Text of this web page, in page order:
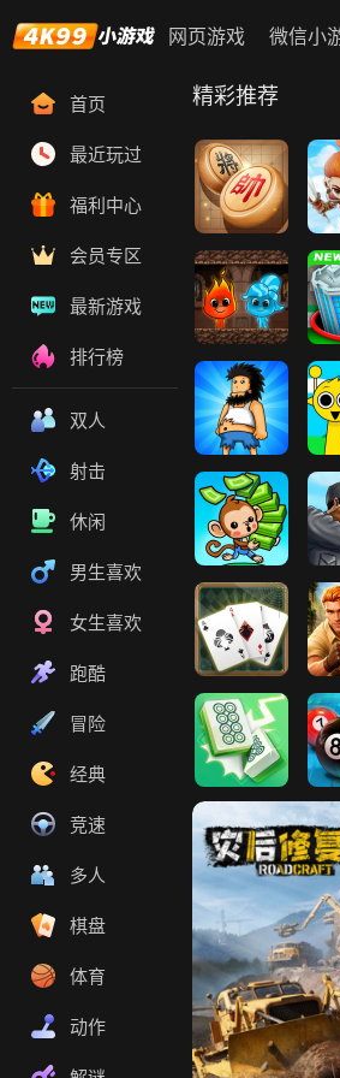
网页游戏 微信小
首页
最近玩过
福利中心
会员专区
最新游戏
排行榜
双人
射击
休闲
男生喜欢
女生喜欢
跑酷
冒险
经典
竞速
多人
棋盘
体育
动作
精彩推荐
中国象棋
红蓝岛 黑
无敌流浪汉2
猴子超市 狙
蜘蛛纸牌 神
麻将挪挪碰 王